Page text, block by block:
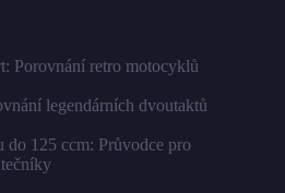
Porovnání retro motocyklů
legendárních dvoutaktů
125 ccm: Průvodce pro